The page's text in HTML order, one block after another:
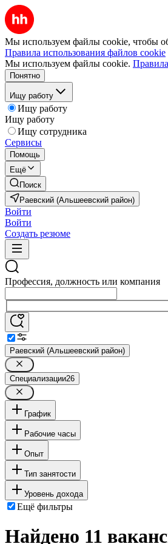
Мы используем файлы cookie, чтобы
Правила использования файлов cookie
Мы используем файлы cookie.
Понятно
Ищу работу
Ищу работу
Ищу работу
Ищу сотрудника
Сервисы
Помощь
Ещё
Поиск
Раевский (Альшеевский район)
Войти
Войти
Создать резюме
Профессия, должность или компания
Раевский (Альшеевский район)
Специализации26
График
Рабочие часы
Опыт
Тип занятости
Уровень дохода
Ещё фильтры
Найдено 11